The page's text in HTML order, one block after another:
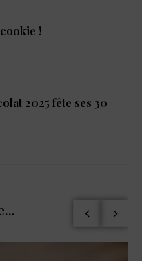
!
2025 fête ses 30